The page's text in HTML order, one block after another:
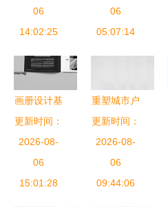
墙、背景
墙、灯箱门
墙标牌的全
方位打造
06
14:02:25
——聚焦艺
点创意商城
06
05:07:14
画册设计基
础常识与企
业形象塑造
更新时间：
2026-08-
06
15:01:28
重塑城市户
外新风尚
Downcity品
牌形象与企
业形象设计
更新时间：
2026-08-
06
09:44:06